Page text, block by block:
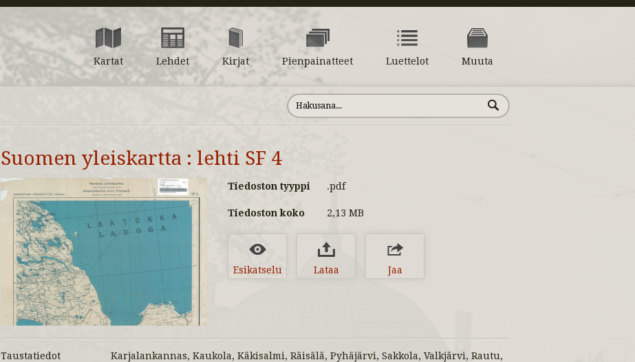
Kartat Lehdet Kirjat Pienpainatteet Luettelot Muuta
Suomen yleiskartta : lehti SF 4
Tiedoston tyyppi .pdf
Tiedoston koko 2,13 MB
Esikatselu Lataa Jaa
Taustatiedot
Karjalankannas, Kaukola, Käkisalmi, Räisälä, Pyhäjärvi, Sakkola, Valkjärvi, Rautu,